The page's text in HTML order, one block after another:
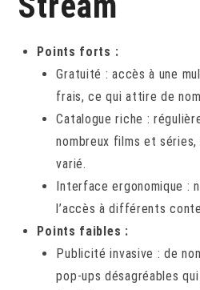
Points forts :
Gratuité : accès à une
frais, ce qui attire de
Catalogue riche :
nombreux films et
varié.
Interface ergonomique :
l’accès à différents
Points faibles :
Publicité invasive : de
pop-ups désagréables